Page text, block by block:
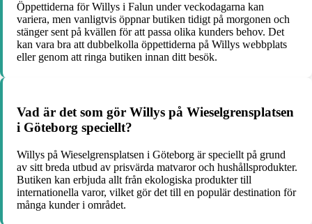
Öppettiderna för Willys i Falun under veckodagarna kan
variera, men vanligtvis öppnar butiken tidigt på morgonen och
stänger sent på kvällen för att passa olika kunders behov. Det
kan vara bra att dubbelkolla öppettiderna på Willys webbplats
eller genom att ringa butiken innan ditt besök.
Vad är det som gör Willys på Wieselgrensplatsen
i Göteborg speciellt?
Willys på Wieselgrensplatsen i Göteborg är speciellt på grund
av sitt breda utbud av prisvärda matvaror och hushållsprodukter.
Butiken kan erbjuda allt från ekologiska produkter till
internationella varor, vilket gör det till en populär destination för
många kunder i området.